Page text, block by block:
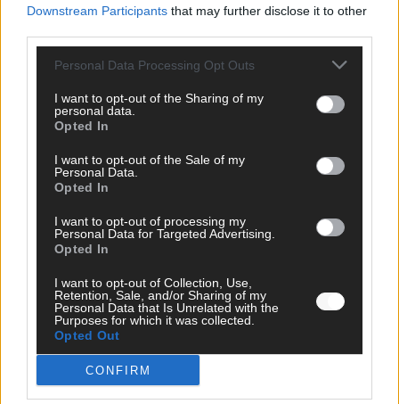
Downstream Participants that may further disclose it to other
Personal Data Processing Opt Outs
I want to opt-out of the Sharing of my
personal data.
Opted In
I want to opt-out of the Sale of my
Personal Data.
Opted In
I want to opt-out of processing my
Personal Data for Targeted Advertising.
Opted In
I want to opt-out of Collection, Use,
Retention, Sale, and/or Sharing of my
Personal Data that Is Unrelated with the
Purposes for which it was collected.
Opted Out
CONFIRM
Neue Themenwelt, neues Café, neue
Westernstadt: Der Europa-Park 2026 setzt auf
viele Highlights
KOMMENTAR